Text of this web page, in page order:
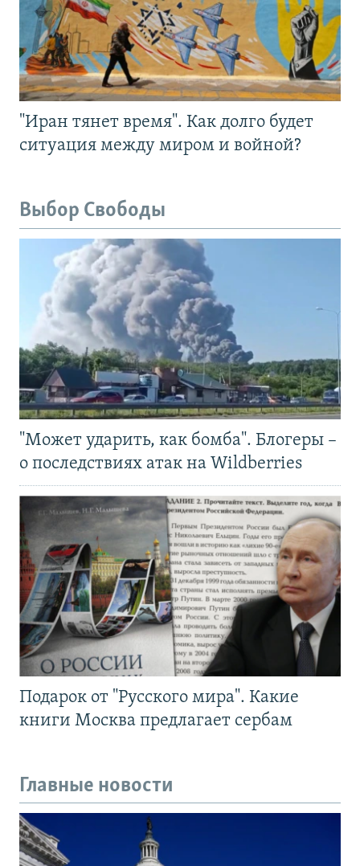
"Иран тянет время". Как долго будет
ситуация между миром и войной?
Выбор Свободы
"Может ударить, как бомба". Блогеры –
о последствиях атак на Wildberries
Подарок от "Русского мира". Какие
книги Москва предлагает сербам
Главные новости